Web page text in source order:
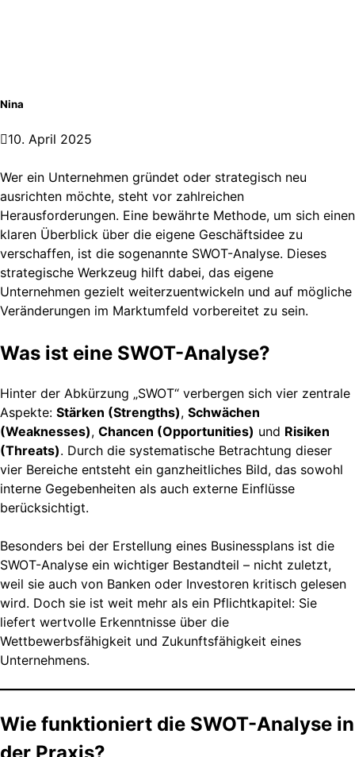
Nina
10. April 2025
Wer ein Unternehmen gründet oder strategisch neu
ausrichten möchte, steht vor zahlreichen
Herausforderungen. Eine bewährte Methode, um sich einen
klaren Überblick über die eigene Geschäftsidee zu
verschaffen, ist die sogenannte SWOT-Analyse. Dieses
strategische Werkzeug hilft dabei, das eigene
Unternehmen gezielt weiterzuentwickeln und auf mögliche
Veränderungen im Marktumfeld vorbereitet zu sein.
Was ist eine SWOT-Analyse?
Hinter der Abkürzung „SWOT“ verbergen sich vier zentrale
Aspekte: Stärken (Strengths), Schwächen
(Weaknesses), Chancen (Opportunities) und Risiken
(Threats). Durch die systematische Betrachtung dieser
vier Bereiche entsteht ein ganzheitliches Bild, das sowohl
interne Gegebenheiten als auch externe Einflüsse
berücksichtigt.
Besonders bei der Erstellung eines Businessplans ist die
SWOT-Analyse ein wichtiger Bestandteil – nicht zuletzt,
weil sie auch von Banken oder Investoren kritisch gelesen
wird. Doch sie ist weit mehr als ein Pflichtkapitel: Sie
liefert wertvolle Erkenntnisse über die
Wettbewerbsfähigkeit und Zukunftsfähigkeit eines
Unternehmens.
Wie funktioniert die SWOT-Analyse in